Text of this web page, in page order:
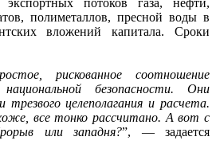
полиметаллов, пресной воды в
вложений капитала. Сроки
рискованное соотношение
безопасности. Они
трезвого целеполагания и расчета.
все тонко рассчитано. А вот с
или западня?”, — задается